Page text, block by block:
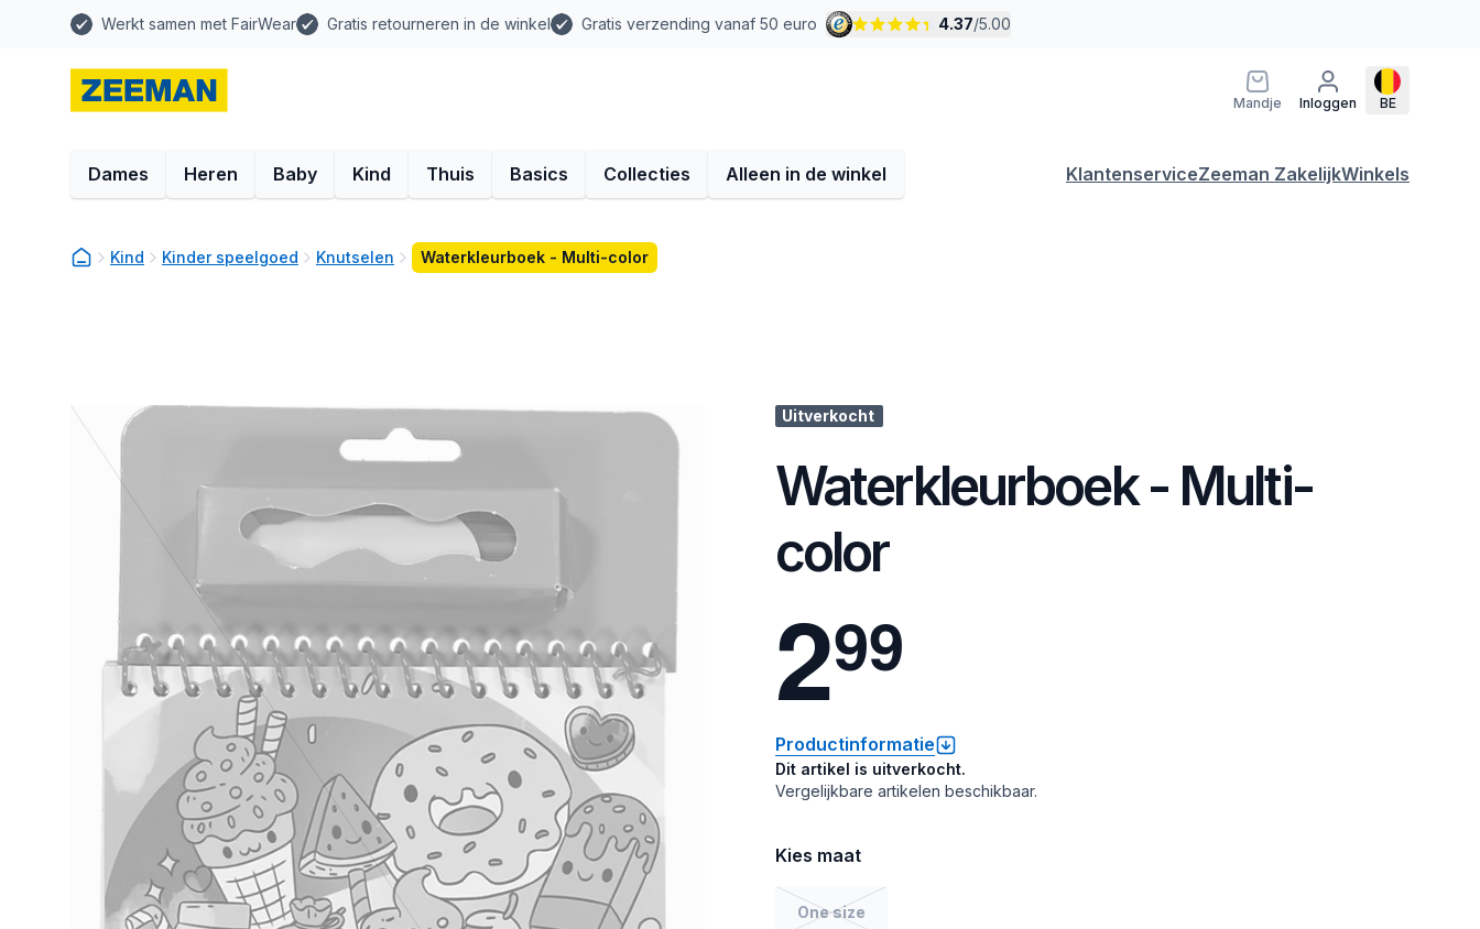
Werkt samen met FairWear Gratis retourneren in de winkel Gratis verzending vanaf 50 euro 4.37/5.00
Mandje Inloggen BE
Dames Heren Baby Kind Thuis Basics Collecties Alleen in de winkel KlantenserviceZeeman ZakelijkWinkels
Kind Kinder speelgoed Knutselen Waterkleurboek - Multi-color
Uitverkocht
Waterkleurboek - Multi-
color
299
Productinformatie
Dit artikel is uitverkocht.
Vergelijkbare artikelen beschikbaar.
Kies maat
One size